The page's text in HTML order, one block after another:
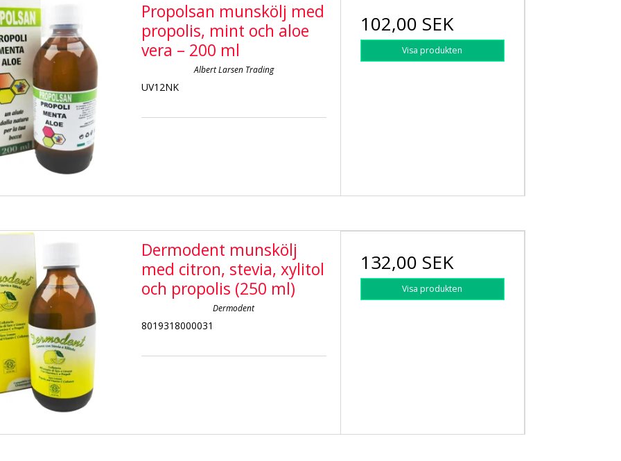
Propolsan munskölj med
propolis, mint och aloe
vera – 200 ml
Albert Larsen Trading
UV12NK
102,00 SEK
Visa produkten
Dermodent munskölj
med citron, stevia, xylitol
och propolis (250 ml)
Dermodent
8019318000031
132,00 SEK
Visa produkten